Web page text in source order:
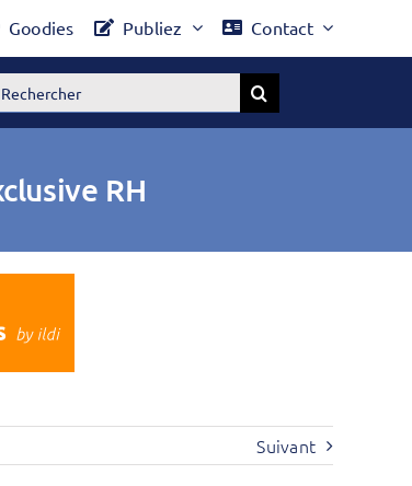
Goodies Publiez Contact
RH
Suivant